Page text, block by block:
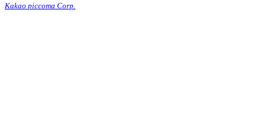
Kakao piccoma Corp.